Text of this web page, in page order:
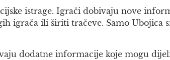
istrage. Igrači dobivaju nove
ili širiti tračeve. Samo Ubojica
dodatne informacije koje mogu